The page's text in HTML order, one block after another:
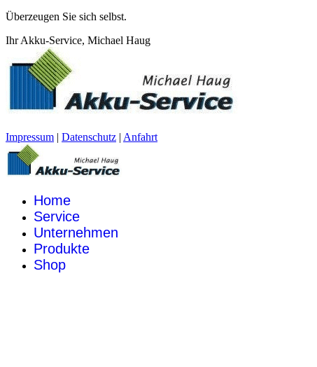
Überzeugen Sie sich selbst.
Ihr Akku-Service, Michael Haug
Impressum | Datenschutz | Anfahrt
Home
Service
Unternehmen
Produkte
Shop